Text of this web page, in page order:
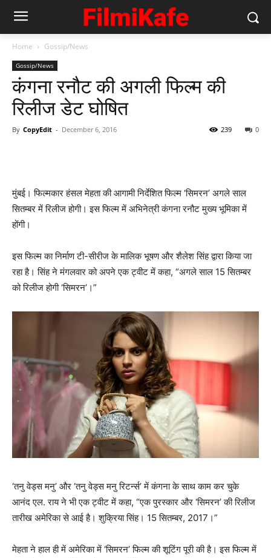
Home Gossip/News
Gossip/News
कंगना रनौट की अगली फिल्‍म की
रिलीज डेट घोषित
By CopyEdit - December 6, 2016 0
239
मुंबई। फिल्‍मकार हंसल मेहता की आगामी निर्देशित फिल्म ‘सिमरन’ अगले साल
सितम्बर में रिलीज होगी। इस फिल्म में अभिनेत्री कंगना रनौट मुख्य भूमिका में
होंगी।
इस फिल्म का निर्माण टी-सीरीज के मालिक भूषण और शैलेश सिंह द्वारा किया जा
रहा है। सिंह ने मंगलवार को अपने एक ट्वीट में कहा, “अगले साल 15 सितम्बर
को रिलीज होगी ‘सिमरन’।”
‘तनु वेड्स मनु’ और ‘तनु वेड्स मनु रिटर्न्‍स’ में कंगना के साथ काम कर चुके
आनंद एल. राय ने भी एक ट्वीट में कहा, “एक पुरस्कार और ‘सिमरन’ की रिलीज
तारीख अमेरिका से आई है। शुक्रिया सिंह। 15 सितम्बर, 2017।”
मेहता ने हाल ही में अमेरिका में ‘सिमरन’ फिल्म की शूटिंग पूरी की है। इस फिल्म में